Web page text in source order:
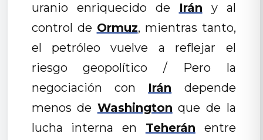
uranio enriquecido de
Irán y al
control de Ormuz, mientras tanto,
el petróleo vuelve a reflejar el
riesgo geopolítico / Pero la
negociación con Irán depende
menos de Washington que de la
lucha interna en Teherán entre